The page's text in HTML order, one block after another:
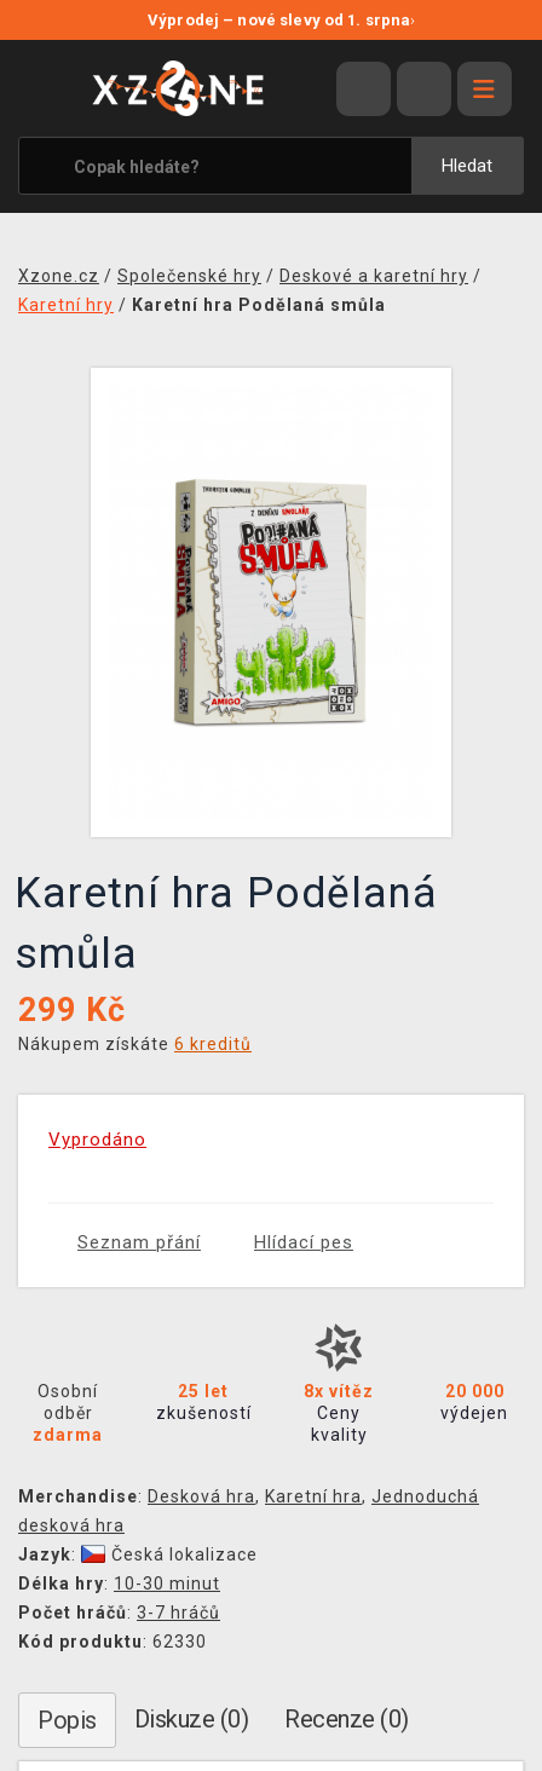
Výprodej – nové slevy od 1. srpna›
Hledat
VÝPRODEJ
VIDEOHRY
XZONE ORIGINALS
TÉMATIKY
MERCHANDISE
TCG & BOARDGAME HUB
VÝKUP HER (BAZAR)
Xzone.cz / Společenské hry / Deskové a karetní hry /
Karetní hry / Karetní hra Podělaná smůla
Karetní hra Podělaná
smůla
299 Kč
Nákupem získáte 6 kreditů
Vyprodáno
Seznam přání Hlídací pes
Osobní
odběr
zdarma
25 let
zkušeností
8x vítěz
Ceny
kvality
20 000
výdejen
Merchandise: Desková hra, Karetní hra, Jednoduchá
desková hra
Jazyk:
Česká lokalizace
Délka hry: 10-30 minut
Počet hráčů: 3-7 hráčů
Kód produktu: 62330
Popis Diskuze (0) Recenze (0)